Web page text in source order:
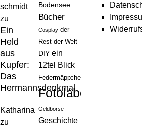
schmidt
zu
Ein
Held
aus
Kupfer:
Das
Hermannsdenkmal
Katharina
zu
Bodensee
Bücher
Cosplay der
Rest der Welt
DIY ein
12tel Blick
Federmäppchen
Fotolabor
Geldbörse
Geschichte